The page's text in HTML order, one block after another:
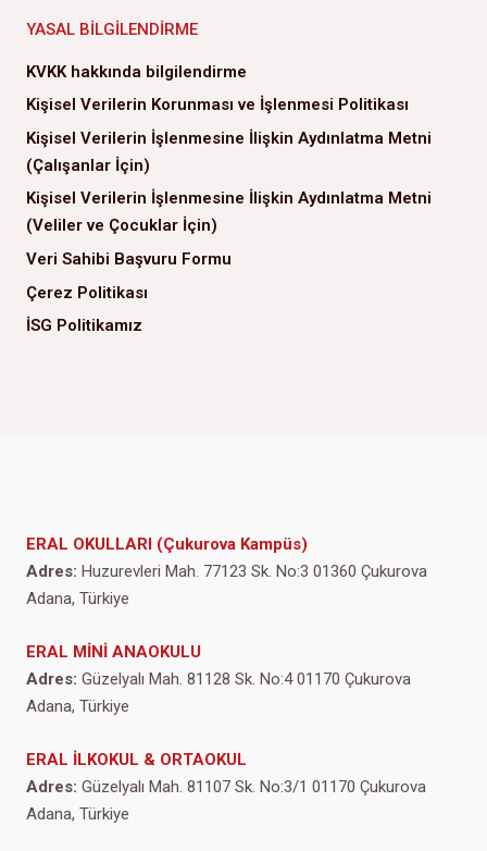
YASAL BILGILENDIRME
KVKK hakkında bilgilendirme
Kişisel Verilerin Korunması ve İşlenmesi Politikası
Kişisel Verilerin İşlenmesine İlişkin Aydınlatma Metni
(Çalışanlar İçin)
Kişisel Verilerin İşlenmesine İlişkin Aydınlatma Metni
(Veliler ve Çocuklar İçin)
Veri Sahibi Başvuru Formu
Çerez Politikası
İSG Politikamız
ERAL OKULLARI (Çukurova Kampüs)
Adres: Huzurevleri Mah. 77123 Sk. No:3 01360 Çukurova
Adana, Türkiye
ERAL MİNİ ANAOKULU
Adres: Güzelyalı Mah. 81128 Sk. No:4 01170 Çukurova
Adana, Türkiye
ERAL İLKOKUL & ORTAOKUL
Adres: Güzelyalı Mah. 81107 Sk. No:3/1 01170 Çukurova
Adana, Türkiye